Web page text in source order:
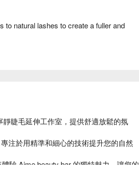
to natural lashes to create a fuller and
睫毛延伸工作室，提供舒適放鬆的氛
注於用精準和細心的技術提升您的自然
驗 Aime.beauty bar 的獨特魅力，讓您的